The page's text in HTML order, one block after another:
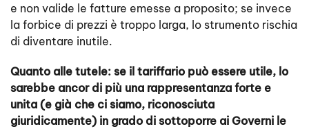
e non valide le fatture emesse a proposito; se invece
la forbice di prezzi è troppo larga, lo strumento rischia
di diventare inutile.
Quanto alle tutele: se il tariffario può essere utile, lo
sarebbe ancor di più una rappresentanza forte e
unita (e già che ci siamo, riconosciuta
giuridicamente) in grado di sottoporre ai Governi le